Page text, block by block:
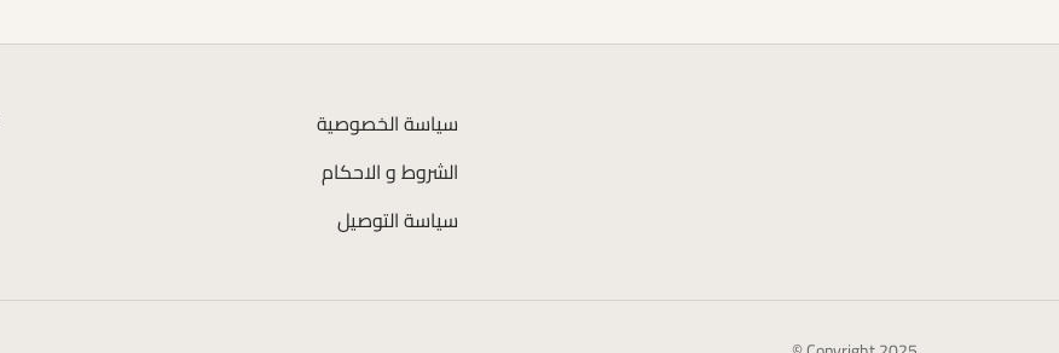
سياسة الخصوصية
الشروط و الاحكام
سياسة التوصيل